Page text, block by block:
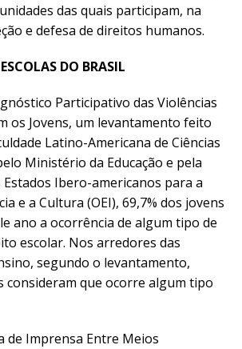
das quais participam, na
e defesa de direitos humanos.
DO BRASIL
Participativo das Violências
os Jovens, um levantamento feito
Latino-Americana de Ciências
Ministério da Educação e pela
Ibero-americanos para a
e a Cultura (OEI), 69,7% dos jovens
ano a ocorrência de algum tipo de
escolar. Nos arredores das
segundo o levantamento,
consideram que ocorre algum tipo
de Imprensa Entre Meios